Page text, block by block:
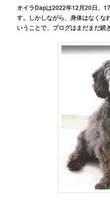
オイラDapは2022年12月20日、
す。しかしながら、身体はなくな
いうことで、ブログはまだまだ続